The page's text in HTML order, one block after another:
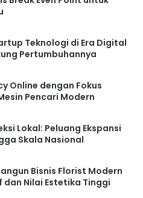
Teknologi di Era Digital
Pertumbuhannya
Online dengan Fokus
Pencari Modern
Lokal: Peluang Ekspansi
Skala Nasional
Bisnis Florist Modern
Nilai Estetika Tinggi